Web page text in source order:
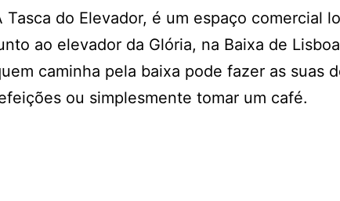
Tasca do Elevador, é um espaço comercial
ao elevador da Glória, na Baixa de
caminha pela baixa pode fazer as suas
ou simplesmente tomar um café.